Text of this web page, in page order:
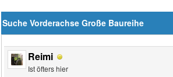
Suche Vorderachse Große Baureihe
Reimi
Ist öfters hier